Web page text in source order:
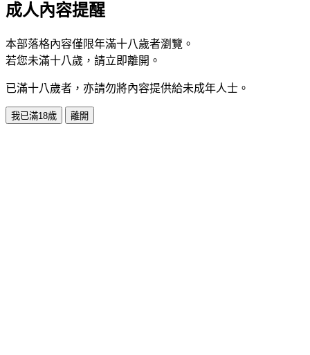
成人內容提醒
本部落格內容僅限年滿十八歲者瀏覽。
若您未滿十八歲，請立即離開。
已滿十八歲者，亦請勿將內容提供給未成年人士。
我已滿18歲 離開